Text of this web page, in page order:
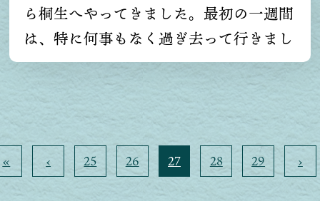
り、あるいはとても楽かもしれません
が、同じ楽でも楽しい方がいいです。そ
して楽しいことは一人ではできないこと
を知りました。皆様と出会えた縁は宝物
です。これからの人生に生かしていきた
ら桐生へやってきました。最初の一週間
は、特に何事もなく過ぎ去って行きまし
たが、回復食が始まりだしてからが自分
との戦いが始まりました。毎日おかゆが
続き(もちろんおかゆは美味しいのです
う？いつになったら固形の玄米が食べら
れるのだろう？」と考え始め、また体力
« ‹ 25 26 27 28 29 ›